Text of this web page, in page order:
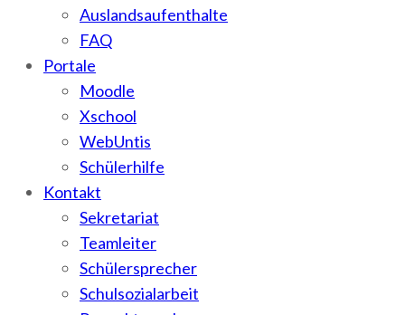
Auslandsaufenthalte
FAQ
Portale
Moodle
Xschool
WebUntis
Schülerhilfe
Kontakt
Sekretariat
Teamleiter
Schülersprecher
Schulsozialarbeit